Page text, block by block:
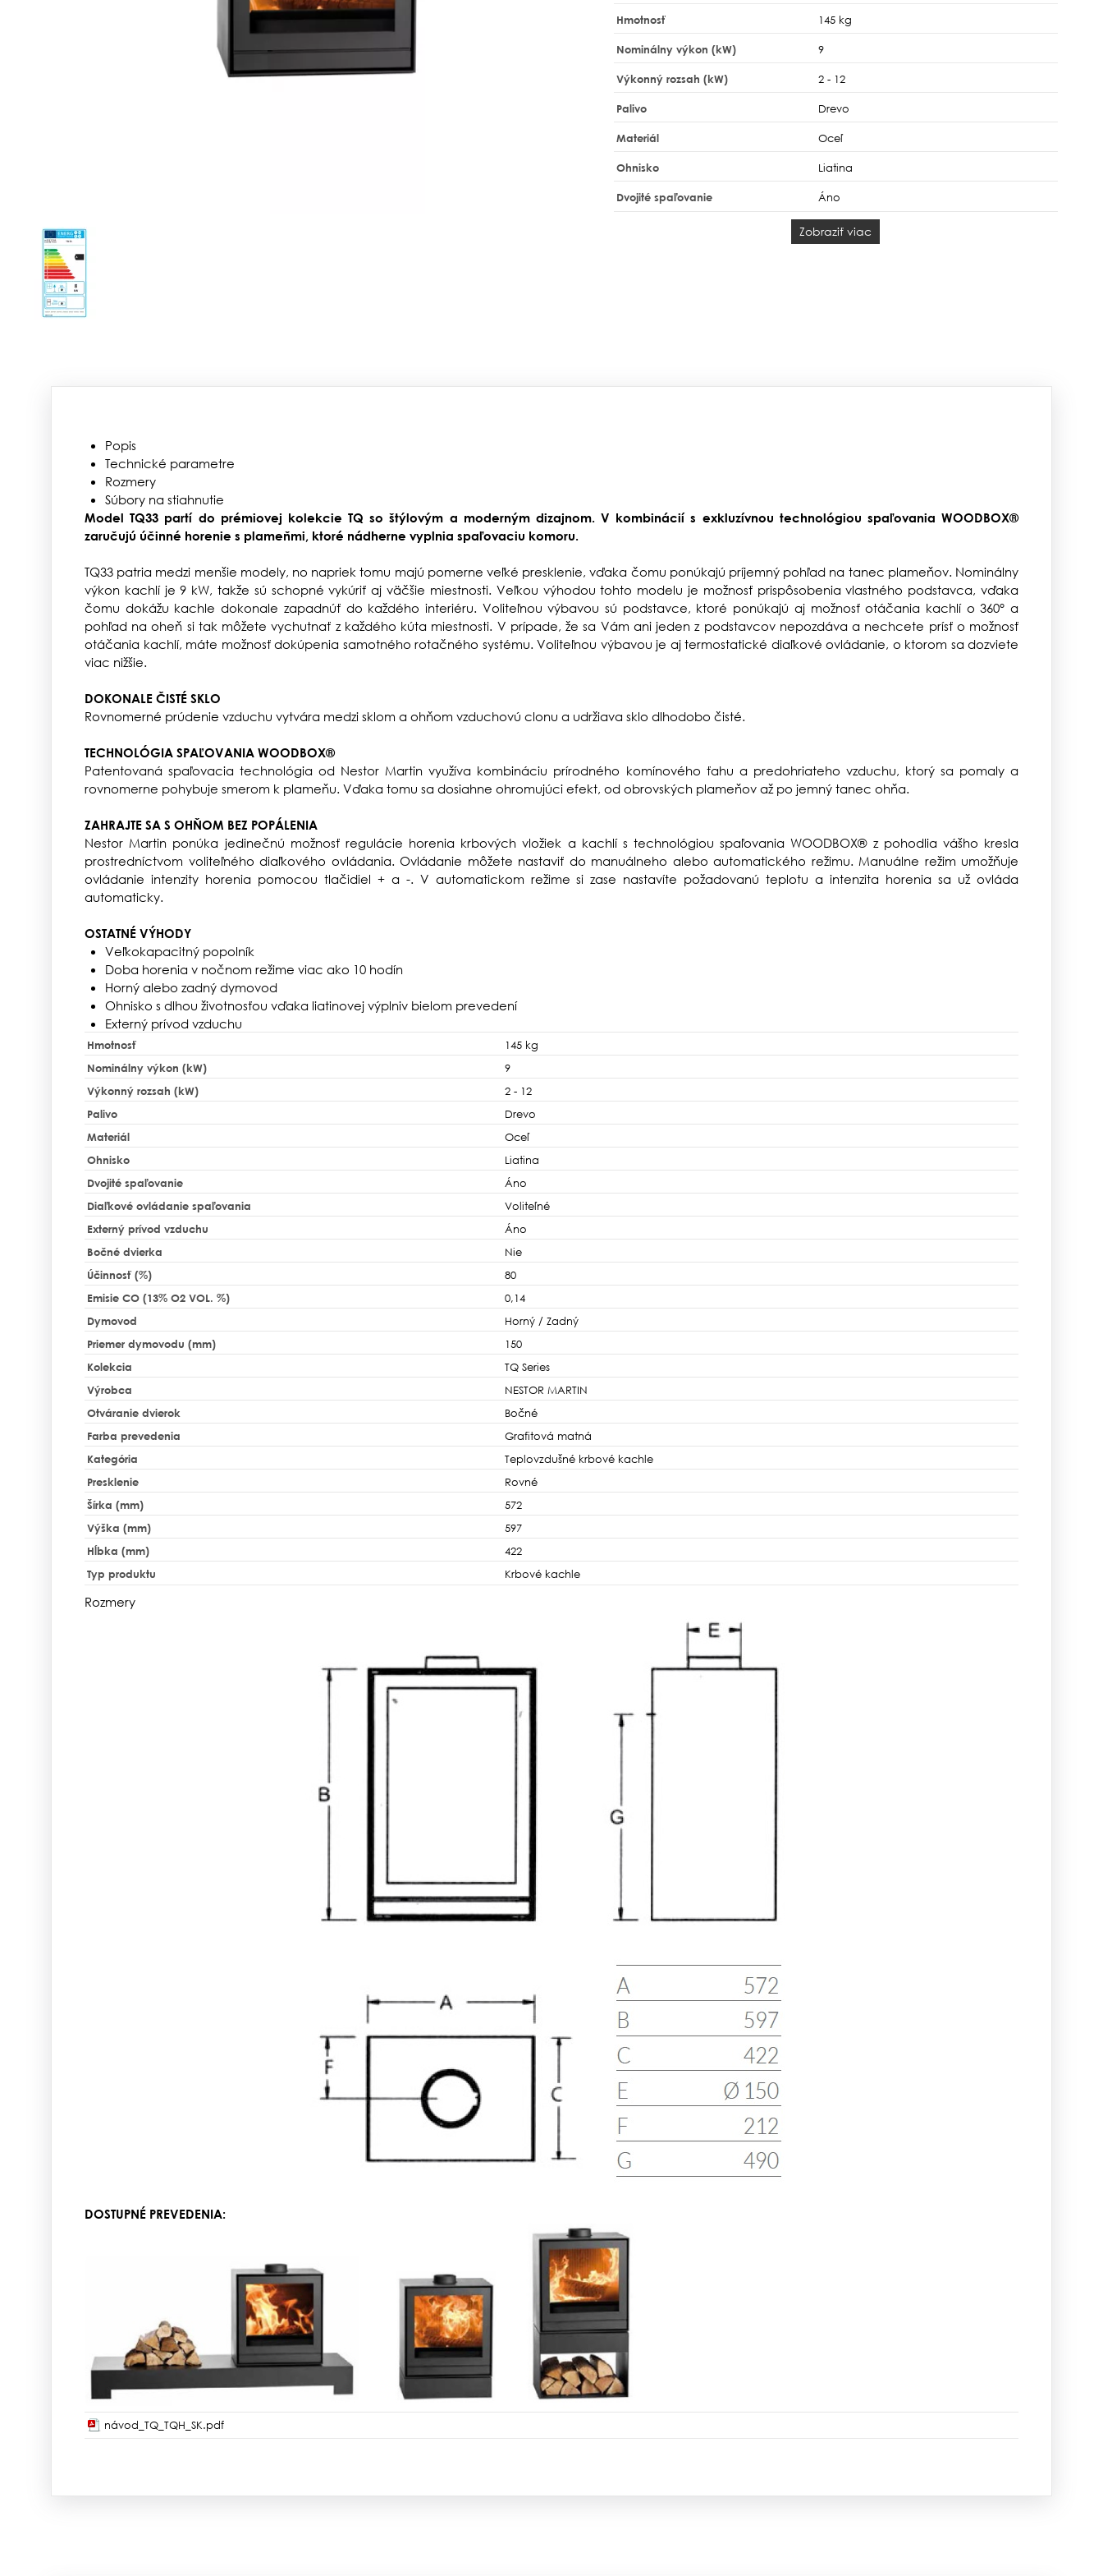
Hmotnosť 145 kg
Nominálny výkon (kW) 9
Výkonný rozsah (kW) 2 - 12
Palivo Drevo
Materiál Oceľ
Ohnisko Liatina
Dvojité spaľovanie Áno
Zobraziť viac
Popis
Technické parametre
Rozmery
Súbory na stiahnutie
Model TQ33 partí do prémiovej kolekcie TQ so štýlovým a moderným dizajnom. V kombinácií s exkluzívnou technológiou spaľovania WOODBOX®
zaručujú účinné horenie s plameňmi, ktoré nádherne vyplnia spaľovaciu komoru.
TQ33 patria medzi menšie modely, no napriek tomu majú pomerne veľké presklenie, vďaka čomu ponúkajú príjemný pohľad na tanec plameňov. Nominálny
výkon kachlí je 9 kW, takže sú schopné vykúriť aj väčšie miestnosti. Veľkou výhodou tohto modelu je možnosť prispôsobenia vlastného podstavca, vďaka
čomu dokážu kachle dokonale zapadnúť do každého interiéru. Voliteľnou výbavou sú podstavce, ktoré ponúkajú aj možnosť otáčania kachlí o 360° a
pohľad na oheň si tak môžete vychutnať z každého kúta miestnosti. V prípade, že sa Vám ani jeden z podstavcov nepozdáva a nechcete prísť o možnosť
otáčania kachlí, máte možnosť dokúpenia samotného rotačného systému. Voliteľnou výbavou je aj termostatické diaľkové ovládanie, o ktorom sa dozviete
viac nižšie.
DOKONALE ČISTÉ SKLO
Rovnomerné prúdenie vzduchu vytvára medzi sklom a ohňom vzduchovú clonu a udržiava sklo dlhodobo čisté.
TECHNOLÓGIA SPAĽOVANIA WOODBOX®
Patentovaná spaľovacia technológia od Nestor Martin využíva kombináciu prírodného komínového ťahu a predohriateho vzduchu, ktorý sa pomaly a
rovnomerne pohybuje smerom k plameňu. Vďaka tomu sa dosiahne ohromujúci efekt, od obrovských plameňov až po jemný tanec ohňa.
ZAHRAJTE SA S OHŇOM BEZ POPÁLENIA
Nestor Martin ponúka jedinečnú možnosť regulácie horenia krbových vložiek a kachlí s technológiou spaľovania WOODBOX® z pohodlia vášho kresla
prostredníctvom voliteľného diaľkového ovládania. Ovládanie môžete nastaviť do manuálneho alebo automatického režimu. Manuálne režim umožňuje
ovládanie intenzity horenia pomocou tlačidiel + a -. V automatickom režime si zase nastavíte požadovanú teplotu a intenzita horenia sa už ovláda
automaticky.
OSTATNÉ VÝHODY
Veľkokapacitný popolník
Doba horenia v nočnom režime viac ako 10 hodín
Horný alebo zadný dymovod
Ohnisko s dlhou životnosťou vďaka liatinovej výplniv bielom prevedení
Externý prívod vzduchu
Hmotnosť 145 kg
Nominálny výkon (kW) 9
Výkonný rozsah (kW) 2 - 12
Palivo Drevo
Materiál Oceľ
Ohnisko Liatina
Dvojité spaľovanie Áno
Diaľkové ovládanie spaľovania Voliteľné
Externý prívod vzduchu Áno
Bočné dvierka Nie
Účinnosť (%) 80
Emisie CO (13% O2 VOL. %) 0,14
Dymovod Horný / Zadný
Priemer dymovodu (mm) 150
Kolekcia TQ Series
Výrobca NESTOR MARTIN
Otváranie dvierok Bočné
Farba prevedenia Grafitová matná
Kategória Teplovzdušné krbové kachle
Presklenie Rovné
Šírka (mm) 572
Výška (mm) 597
Hĺbka (mm) 422
Typ produktu Krbové kachle
Rozmery
DOSTUPNÉ PREVEDENIA:
návod_TQ_TQH_SK.pdf